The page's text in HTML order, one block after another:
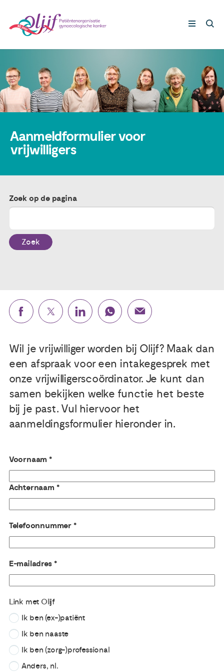
Nieuws
Publicaties
Over ons
Gynaecologische kankers
Lotgenoten
Steun ons
Aanmeldformulier voor
vrijwilligers
Zoek op de pagina
Zoek
Wil je vrijwilliger worden bij Olijf? Maak dan
een afspraak voor een intakegesprek met
onze vrijwilligerscoördinator. Je kunt dan
samen bekijken welke functie het beste
bij je past. Vul hiervoor het
aanmeldingsformulier hieronder in.
Voornaam
Achternaam
Telefoonnummer
E-mailadres
Link met Olijf
Ik ben (ex-)patiënt
Ik ben naaste
Ik ben (zorg-)professional
Anders, nl.